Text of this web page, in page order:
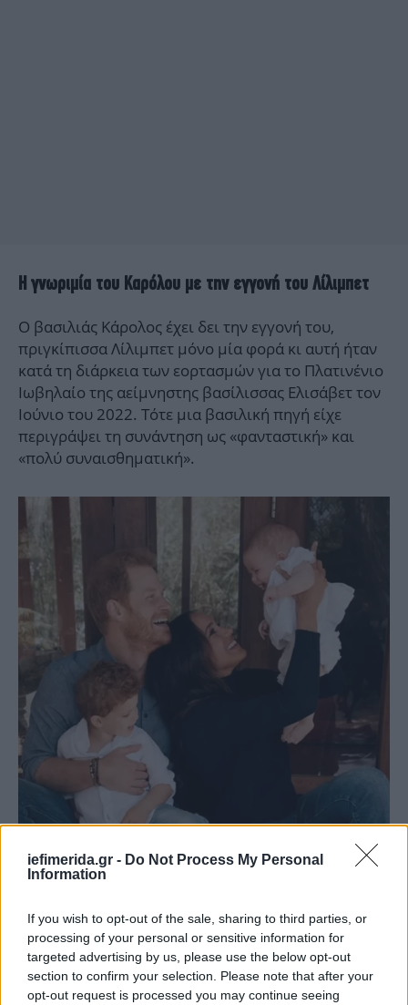
iefimerida.gr - Do Not Process My Personal
Information
If you wish to opt-out of the sale, sharing to third parties, or
processing of your personal or sensitive information for
targeted advertising by us, please use the below opt-out
section to confirm your selection. Please note that after your
opt-out request is processed you may continue seeing
Η γνωριμία του Καρόλου με την εγγονή του Λίλιμπετ
Ο βασιλιάς Κάρολος έχει δει την εγγονή του,
πριγκίπισσα Λίλιμπετ μόνο μία φορά κι αυτή ήταν
κατά τη διάρκεια των εορτασμών για το Πλατινένιο
Ιωβηλαίο της αείμνηστης βασίλισσας Ελισάβετ τον
Ιούνιο του 2022. Τότε μια βασιλική πηγή είχε
περιγράψει τη συνάντηση ως «φανταστική» και
«πολύ συναισθηματική».